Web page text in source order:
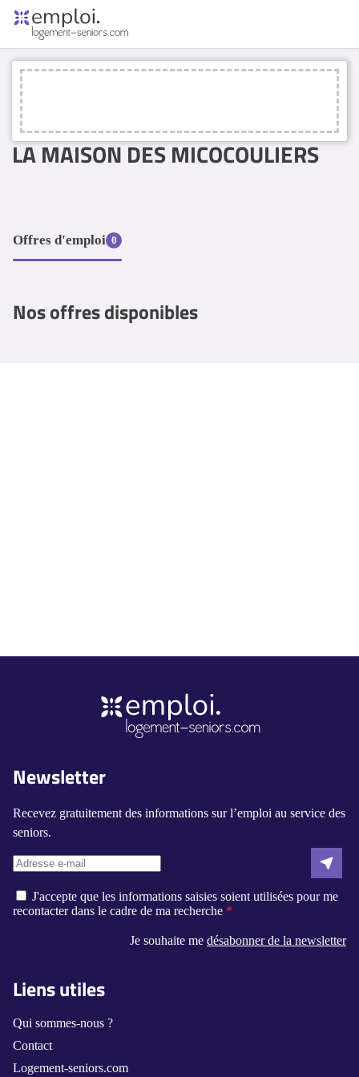
Offres d'emploi
Entreprises
Métiers
Se connecter
LA MAISON DES MICOCOULIERS
Offres d'emploi 0
Nos offres disponibles
Newsletter
Recevez gratuitement des informations sur l’emploi au service des
seniors.
J'accepte que les informations saisies soient utilisées pour me
recontacter dans le cadre de ma recherche
Je souhaite me désabonner de la newsletter
Liens utiles
Qui sommes-nous ?
Contact
Logement-seniors.com